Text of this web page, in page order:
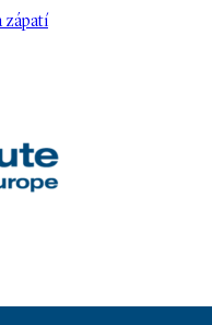
zápatí